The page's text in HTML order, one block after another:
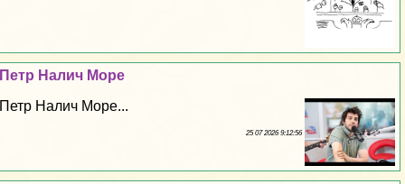
Петр Налич Море
Петр Налич Море...
25 07 2026 9:12:56